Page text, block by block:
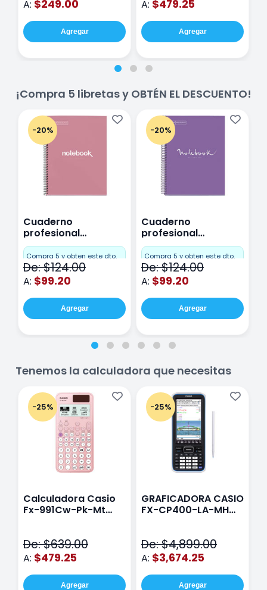
A: $249.00
Agregar
A: $479.25
Agregar
¡Compra 5 libretas y OBTÉN EL DESCUENTO!
-20%
Cuaderno
profesional
Miquelrius Emotions
Cuadro Chico 80
hojas Rosa
Compra 5 y obten este dto.
De: $124.00
A: $99.20
Agregar
-20%
Cuaderno
profesional
Miquelrius Emotions
raya 80 hojas
Purpura
Compra 5 y obten este dto.
De: $124.00
A: $99.20
Agregar
Tenemos la calculadora que necesitas
-25%
Calculadora Casio
Fx-991Cw-Pk-Mt
De: $639.00
A: $479.25
Agregar
-25%
GRAFICADORA CASIO
FX-CP400-LA-MH
De: $4,899.00
A: $3,674.25
Agregar